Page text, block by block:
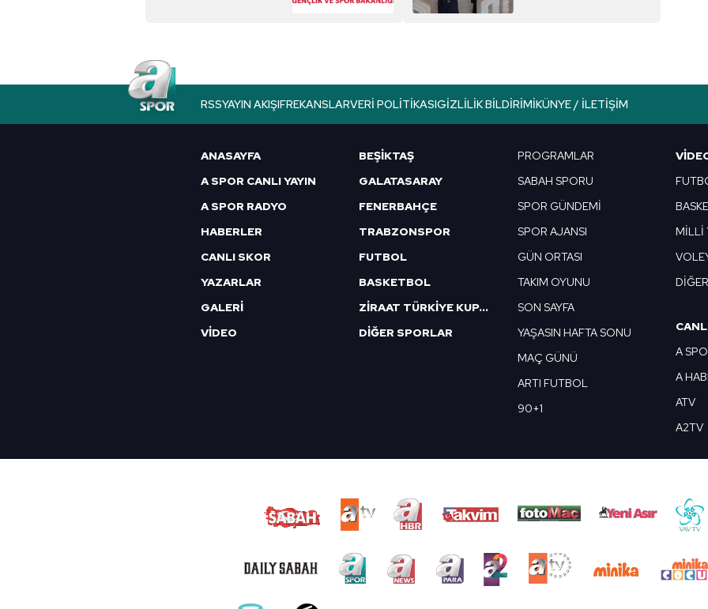
RSSYAYIN AKIŞIFREKANSLARVERI POLITIKASIGIZLILIK BILDIRIMIKÜNYE / İLETIŞIM
ANASAYFA
A SPOR CANLI YAYIN
A SPOR RADYO
HABERLER
CANLI SKOR
YAZARLAR
GALERİ
VİDEO
BEŞİKTAŞ
GALATASARAY
FENERBAHÇE
TRABZONSPOR
FUTBOL
BASKETBOL
ZİRAAT TÜRKİYE KUPASI
DİĞER SPORLAR
PROGRAMLAR
SABAH SPORU
SPOR GÜNDEMİ
SPOR AJANSI
GÜN ORTASI
TAKIM OYUNU
SON SAYFA
YAŞASIN HAFTA SONU
MAÇ GÜNÜ
ARTI FUTBOL
90+1
MİLLİ
DİĞER
A
A
ATV
A2TV